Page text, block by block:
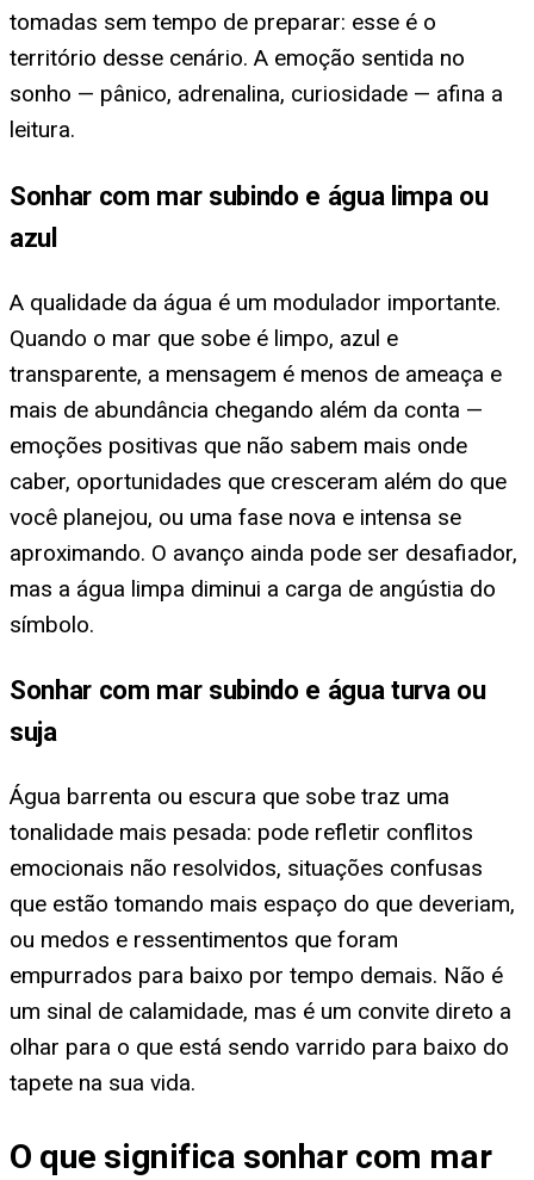
tomadas sem tempo de preparar: esse é o
território desse cenário. A emoção sentida no
sonho — pânico, adrenalina, curiosidade — afina a
leitura.
Sonhar com mar subindo e água limpa ou
azul
A qualidade da água é um modulador importante.
Quando o mar que sobe é limpo, azul e
transparente, a mensagem é menos de ameaça e
mais de abundância chegando além da conta —
emoções positivas que não sabem mais onde
caber, oportunidades que cresceram além do que
você planejou, ou uma fase nova e intensa se
aproximando. O avanço ainda pode ser desafiador,
mas a água limpa diminui a carga de angústia do
símbolo.
Sonhar com mar subindo e água turva ou
suja
Água barrenta ou escura que sobe traz uma
tonalidade mais pesada: pode refletir conflitos
emocionais não resolvidos, situações confusas
que estão tomando mais espaço do que deveriam,
ou medos e ressentimentos que foram
empurrados para baixo por tempo demais. Não é
um sinal de calamidade, mas é um convite direto a
olhar para o que está sendo varrido para baixo do
tapete na sua vida.
O que significa sonhar com mar